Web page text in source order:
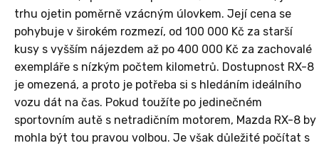
trhu ojetin poměrně vzácným úlovkem. Její cena se
pohybuje v širokém rozmezí, od 100 000 Kč za starší
kusy s vyšším nájezdem až po 400 000 Kč za zachovalé
exempláře s nízkým počtem kilometrů. Dostupnost RX-8
je omezená, a proto je potřeba si s hledáním ideálního
vozu dát na čas. Pokud toužíte po jedinečném
sportovním autě s netradičním motorem, Mazda RX-8 by
mohla být tou pravou volbou. Je však důležité počítat s